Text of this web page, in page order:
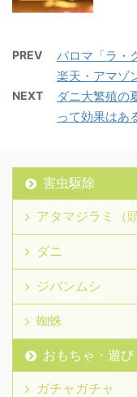
PREV
パロマ「ラ・
楽天・アマゾ
NEXT
ダニ大繁殖の
って効果はあ
害虫駆除
アタマジラミ（
ダニ
ジバンムシ
蜘蛛
おもちゃ・遊び
ガチャガチャ